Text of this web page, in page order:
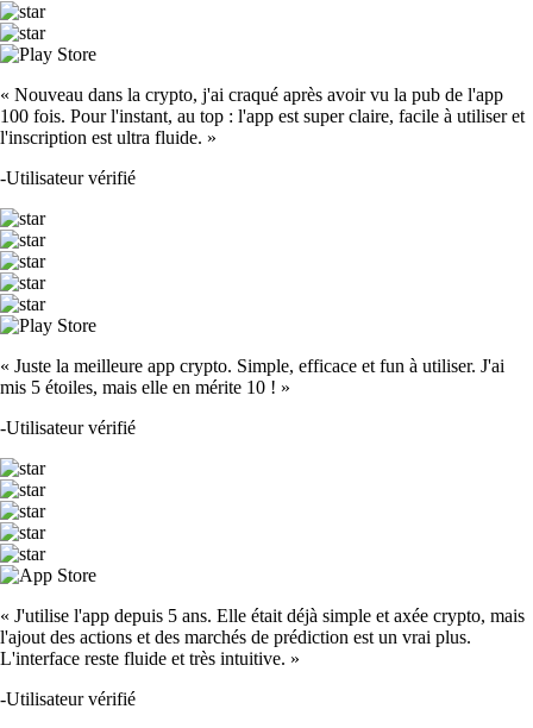
« Nouveau dans la crypto, j'ai craqué après avoir vu la pub de l'app
100 fois. Pour l'instant, au top : l'app est super claire, facile à utiliser et
l'inscription est ultra fluide. »
-Utilisateur vérifié
« Juste la meilleure app crypto. Simple, efficace et fun à utiliser. J'ai
mis 5 étoiles, mais elle en mérite 10 ! »
-Utilisateur vérifié
« J'utilise l'app depuis 5 ans. Elle était déjà simple et axée crypto, mais
l'ajout des actions et des marchés de prédiction est un vrai plus.
L'interface reste fluide et très intuitive. »
-Utilisateur vérifié